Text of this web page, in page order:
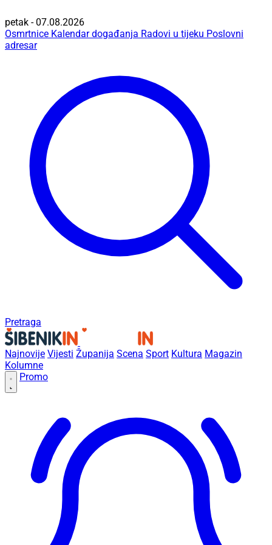
petak - 07.08.2026
Osmrtnice Kalendar događanja Radovi u tijeku Poslovni
adresar
Pretraga
Najnovije Vijesti Županija Scena Sport Kultura Magazin
Kolumne
Promo